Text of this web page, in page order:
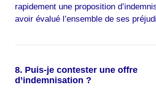
rapidement une proposition
avoir évalué l’ensemble de ses
8. Puis-je contester une offre
d’indemnisation ?